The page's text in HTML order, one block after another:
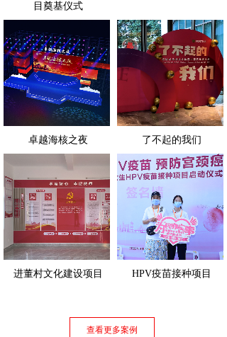
目奠基仪式
卓越海核之夜 了不起的我们
进董村文化建设项目 HPV疫苗接种项目
查看更多案例